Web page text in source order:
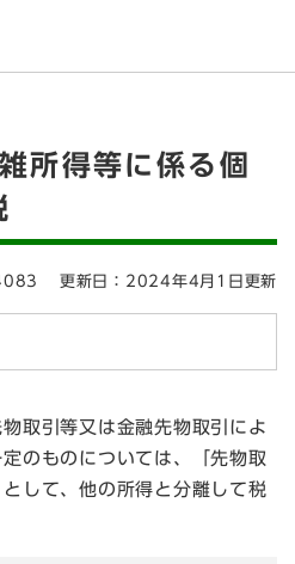
飛ばして本文へ
所得等に係る個
更新日：2024年4月1日更新
取引等又は金融先物取引によ
のものについては、「先物取
して、他の所得と分離して税